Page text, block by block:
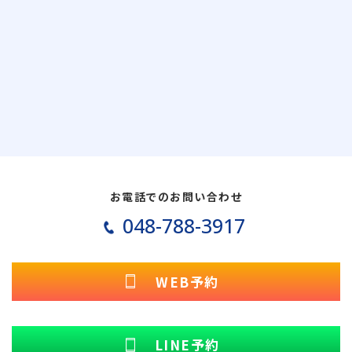
お電話でのお問い合わせ
048-788-3917
WEB予約
LINE予約